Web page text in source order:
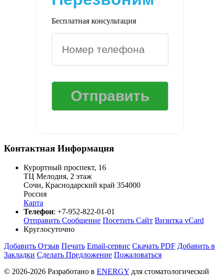
Бесплатная консультация
Контактная Информация
Курортный проспект, 16
ТЦ Мелодия, 2 этаж
Сочи, Краснодарский край 354000
Россия
Карта
Телефон: +7-952-822-01-01
Отправить Сообщение Посетить Сайт Визитка vCard
Круглосуточно
Добавить Отзыв Печать Email-сервис Скачать PDF Добавить в
Закладки Сделать Предложение Пожаловаться
© 2026-2026 Разработано в ENERGY для стоматологической